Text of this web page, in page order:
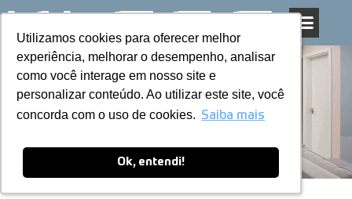
Utilizamos cookies para oferecer melhor
experiência, melhorar o desempenho, analisar
como você interage em nosso site e
personalizar conteúdo. Ao utilizar este site, você
concorda com o uso de cookies. Saiba mais
Ok, entendi!
Utilizamos cookies para oferecer melhor
experiência, melhorar o desempenho, analisar
como você interage em nosso site e
personalizar conteúdo. Ao utilizar este site, você
concorda com o uso de cookies. Saiba mais
Ok, entendi!
Pular
para
o
conteúdo
Blog